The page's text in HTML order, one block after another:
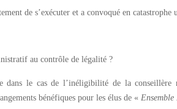
de s’exécuter et a convoqué en
au contrôle de légalité ?
le cas de l’inéligibilité de la
bénéfiques pour les élus de «